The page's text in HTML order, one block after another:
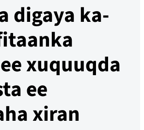
digaya ka-
xuquuqda
ee
xiran